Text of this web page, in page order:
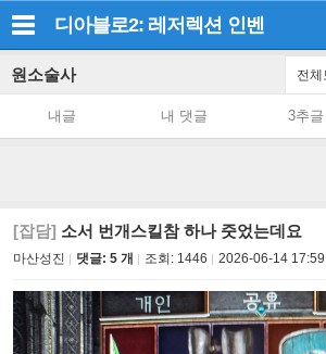
디아블로2: 레저렉션 인벤
원소술사 전체
내글 내 댓글 3추글
[잡담] 소서 번개스킬참 하나 줏었는데요
마산성진 댓글: 5 개 조회: 1446 2026-06-14